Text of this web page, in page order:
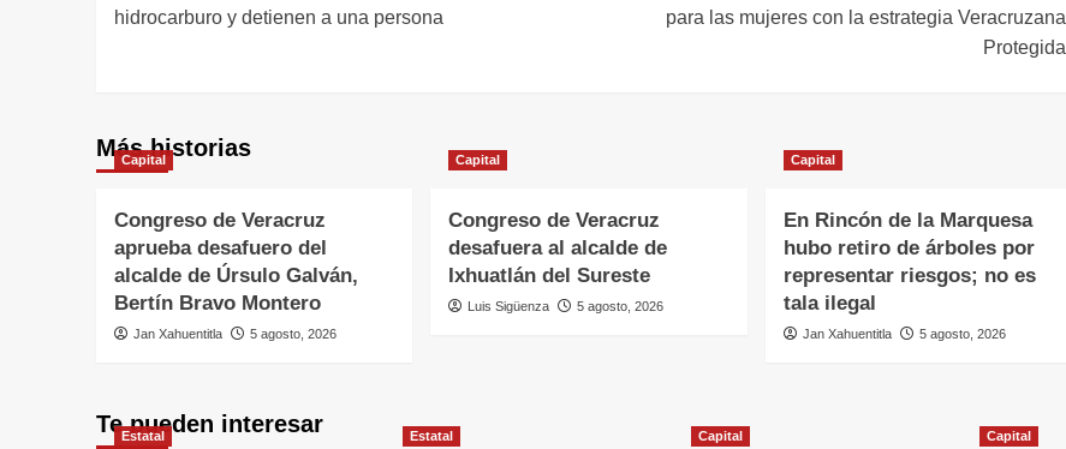
hidrocarburo y detienen a una persona
para las mujeres con la estrategia Veracruzana
Protegida
Más historias
Capital
Congreso de Veracruz
aprueba desafuero del
alcalde de Úrsulo Galván,
Bertín Bravo Montero
Jan Xahuentitla 5 agosto, 2026
Capital
Congreso de Veracruz
desafuera al alcalde de
Ixhuatlán del Sureste
Luis Sigüenza 5 agosto, 2026
Capital
En Rincón de la Marquesa
hubo retiro de árboles por
representar riesgos; no es
tala ilegal
Jan Xahuentitla 5 agosto, 2026
Te pueden interesar
Estatal Estatal Capital Capital